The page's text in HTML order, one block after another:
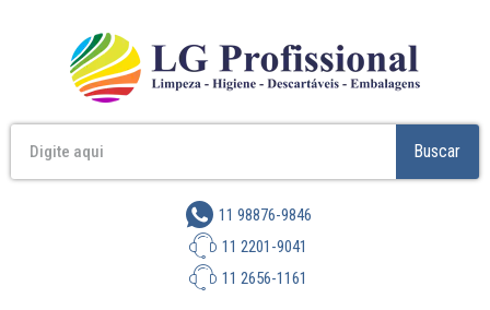
Buscar
11 98876-9846
11 2201-9041
11 2656-1161